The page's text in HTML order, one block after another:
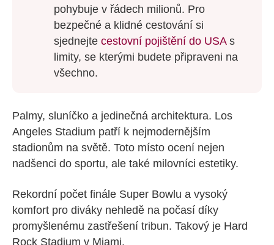
pohybuje v řádech milionů. Pro
bezpečné a klidné cestování si
sjednejte cestovní pojištění do USAs
limity, se kterými budete připraveni na
všechno.
Palmy, sluníčko a jedinečná architektura. Los
Angeles Stadium patří k nejmodernějším
stadionům na světě. Toto místo ocení nejen
nadšenci do sportu, ale také milovníci estetiky.
Rekordní počet finále Super Bowlu a vysoký
komfort pro diváky nehledě na počasí díky
promyšlenému zastřešení tribun. Takový je Hard
Rock Stadium v Miami.